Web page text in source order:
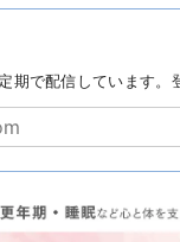
期で配信しています。